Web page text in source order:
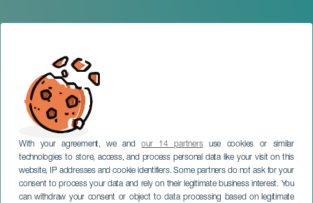
With your agreement, we andour 14 partnersuse cookies or similar
technologies to store, access, and process personal data like your visit on this
website, IP addresses and cookie identifiers. Some partners do not ask for your
consent to process your data and rely on their legitimate business interest. You
can withdraw your consent or object to data processing based on legitimate
LANZAROTE